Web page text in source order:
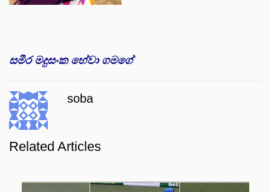
සමීර මදුසංක හේවා ගමගේ
soba
Related Articles